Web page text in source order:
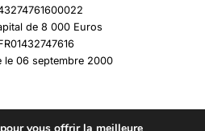
de 8 000 Euros
le 06 septembre 2000